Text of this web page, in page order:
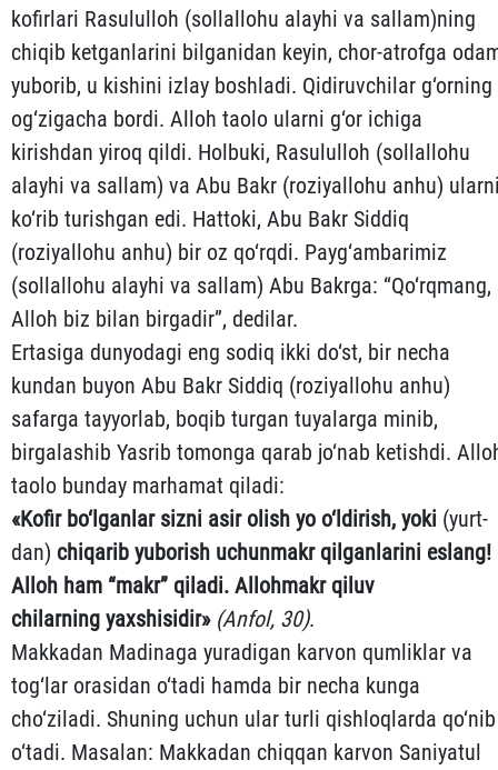
kofirlari Rasululloh (sollallohu alayhi va sallam)ning
chiqib ketganlarini bilgani­dan keyin, chor-atrofga
yuborib, u kishini izlay boshladi. Qidiruvchilar g‘orning
og‘zigacha bordi. Alloh taolo ularni g‘or ichiga
kirishdan yiroq qildi. Holbuki, Rasululloh (sollallo­hu
alayhi va sallam) va Abu Bakr (roziyallohu anhu)
ko‘rib tu­rishgan edi. Hattoki, Abu Bakr Siddiq
(roziyallohu anhu) bir oz qo‘rqdi. Payg‘ambarimiz
(sollallohu alayhi va sallam) Abu Bakr­ga: “Qo‘rqmang,
Alloh biz bilan birgadir”, dedilar.
Ertasiga dunyodagi eng sodiq ikki do‘st, bir necha
kundan buyon Abu Bakr Siddiq (roziyallohu anhu)
safarga tayyorlab, boqib tur­gan tuyalarga minib,
birgalashib Yasrib tomonga qarab jo‘nab ke­tish­di.
taolo bunday marhamat qiladi:
«Kofir bo‘lganlar sizni asir olish yo o‘ldirish, yoki (yurt­
dan) chiqarib yuborish uchunmakr qilganlarini eslang!
Alloh ham “makr” qiladi. Allohmakr qiluv
chilarning yaxshisidir» (Anfol, 30).
Makkadan Madinaga yuradigan karvon qumliklar va
tog‘lar orasidan o‘tadi hamda bir necha kunga
cho‘ziladi. Shuning uchun ular turli qishloqlarda qo‘nib
o‘tadi. Masalan: Makkadan chiqqan karvon Saniyatul